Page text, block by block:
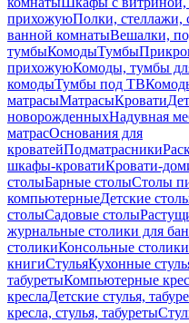
прихожуюПолки, стеллажи,
ванной комнатыВешалки,
тумбыКомодыТумбы
прихожуюКомоды, тумбы
комодыТумбы под ТВ
матрасыМатрасыКровати
новорожденныхНадувная
матрасОснования для
кроватейПодматрасники
шкафы-кроватиКровати-
столыБарные столыСтолы
компьютерныеДетские
столыСадовые столы
журнальные столики для
столикиКонсольные столики
книгиСтульяКухонные
табуретыКомпьютерные
креслаДетские стулья,
кресла, стулья, табуреты